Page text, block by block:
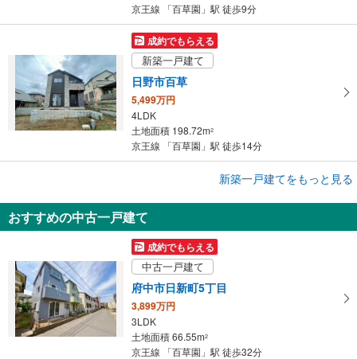
京王線 「百草園」駅 徒歩9分
成約でもらえる
新築一戸建て
日野市百草
5,499万円
4LDK
土地面積 198.72m2
京王線 「百草園」駅 徒歩14分
日野市新井1丁目
4,280万円
3LDK
土地面積 124.22m
京王線 「百草園」駅 徒歩14分
新築一戸建てをもっと見る
おすすめの中古一戸建て
成約でもらえる
中古一戸建て
府中市日新町5丁目
3,899万円
3LDK
土地面積 66.55m2
京王線 「百草園」駅 徒歩32分